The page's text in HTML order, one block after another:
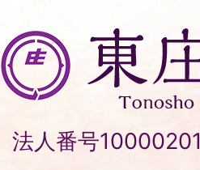
東
庄
町
Tonosho
Town
法人番号